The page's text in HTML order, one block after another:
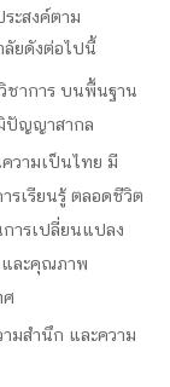
ะสงค์ตาม
ยดังต่อไปนี้
ชาการ บนพื้นฐาน
ญญาสากล
วามเป็นไทย มี
รเรียนรู้ ตลอดชีวิต
ารเปลี่ยนแปลง
ละคุณภาพ
มสำนึก และความ